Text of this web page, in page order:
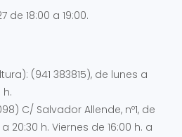
de 18:00 a 19:00.
(941 383815), de lunes a
h.
C/ Salvador Allende, nº1, de
20:30 h. Viernes de 16:00 h. a